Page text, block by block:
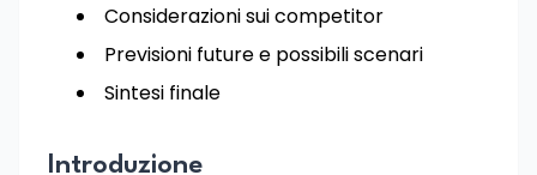
Considerazioni sui competitor
Previsioni future e possibili scenari
Sintesi finale
Introduzione